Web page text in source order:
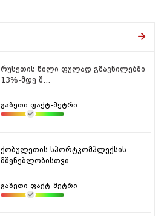
რუსეთის წილი ფულად გზავნილებში
13%-მდე შ...
გაზეთი ფაქტ-მეტრი
ქობულეთის სპორტკომპლექსის
მშენებლობისთვი...
გაზეთი ფაქტ-მეტრი